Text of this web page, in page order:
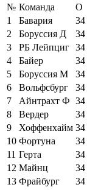
№ Команда О
1
Бавария 34
2
Боруссия Д 34
3
РБ Лейпциг 34
4
Байер 34
5
Боруссия М 34
6
Вольфсбург 34
7
Айнтрахт Ф 34
8
Вердер 34
9
Хоффенхайм 34
10 Фортуна 34
11 Герта 34
12 Майнц 34
13 Фрайбург 34